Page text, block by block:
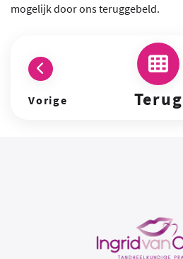
mogelijk door ons teruggebeld.
Vorige Terug